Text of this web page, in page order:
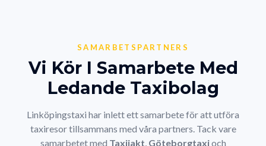
SAMARBETSPARTNERS
Vi Kör I Samarbete Med
Ledande Taxibolag
Linköpingstaxi har inlett ett samarbete för att utföra
taxiresor tillsammans med våra partners. Tack vare
samarbetet med Taxijakt, Göteborgtaxioch